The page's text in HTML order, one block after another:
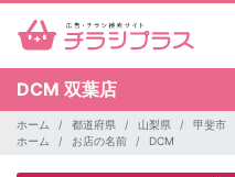
DCM 双葉店
ホーム 都道府県 山梨県
甲斐市
ホーム
お店の名前 DCM